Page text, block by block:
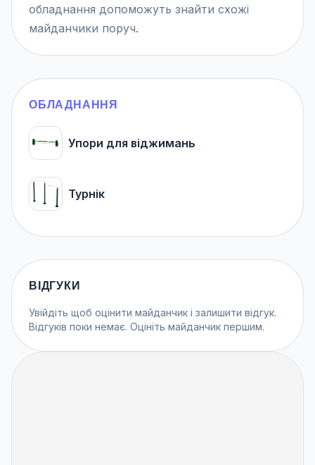
обладнання допоможуть знайти схожі
майданчики поруч.
ОБЛАДНАННЯ
Упори для віджимань
Турнік
ВІДГУКИ
Увійдіть щоб оцінити майданчик і залишити відгук.
Відгуків поки немає. Оцініть майданчик першим.